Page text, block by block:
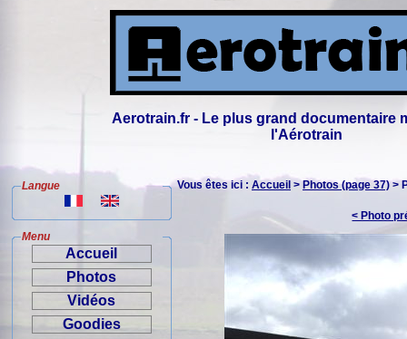
Aerotrain.fr - Le plus grand documentaire
l'Aérotrain
Langue
Menu
Accueil
Photos
Vidéos
Goodies
Vous êtes ici : Accueil > Photos (page 37) >
< Photo